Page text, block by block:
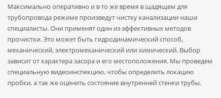
Максимально оперативно и в то же время в щадящем для
трубопровода режиме произведут чистку канализации наши
специалисты. Они применят один из эффективных методов
прочистки. Это может быть гидродинамический способ,
механический, электромеханический или химический. Выбор
зависит от характера засора и его местоположения. Мы проведем
специальную видеоинспекцию, чтобы определить локацию
пробки, а так же оценить состояние внутренней стенки трубы.